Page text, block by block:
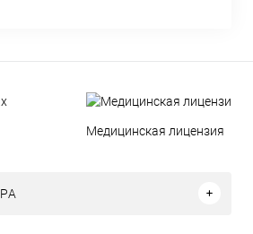
Медицинская лицензия